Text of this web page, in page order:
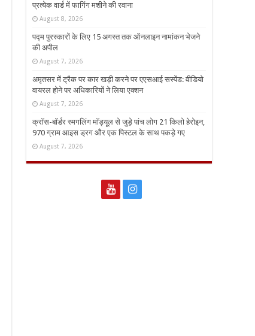
प्रत्येक वार्ड में फागिंग मशीने की रवाना
August 8, 2026
पद्म पुरस्कारों के लिए 15 अगस्त तक ऑनलाइन नामांकन भेजने
की अपील
August 7, 2026
अमृतसर में ट्रैक पर कार खड़ी करने पर एएसआई सस्पेंड: वीडियो
वायरल होने पर अधिकारियों ने लिया एक्शन
August 7, 2026
क्रॉस-बॉर्डर स्मगलिंग मॉड्यूल से जुड़े पांच लोग 21 किलो हेरोइन,
970 ग्राम आइस ड्रग और एक पिस्टल के साथ पकड़े गए
August 7, 2026